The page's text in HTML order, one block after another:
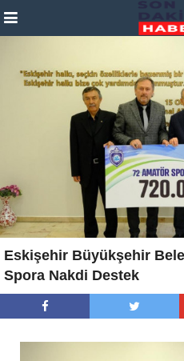
Eskişehir Büyükşehir
Spora Nakdi Destek